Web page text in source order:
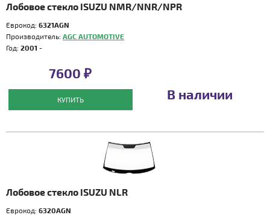
Лобовое стекло ISUZU NMR/NNR/NPR
Еврокод: 6321AGN
Производитель: AGC AUTOMOTIVE
Год: 2001 -
7600 ₽
КУПИТЬ В наличии
Лобовое стекло ISUZU NLR
Еврокод: 6320AGN